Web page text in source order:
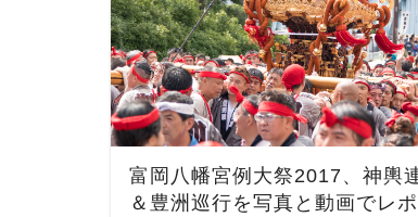
富岡八幡宮例大祭2017、神輿
＆豊洲巡行を写真と動画でレポ